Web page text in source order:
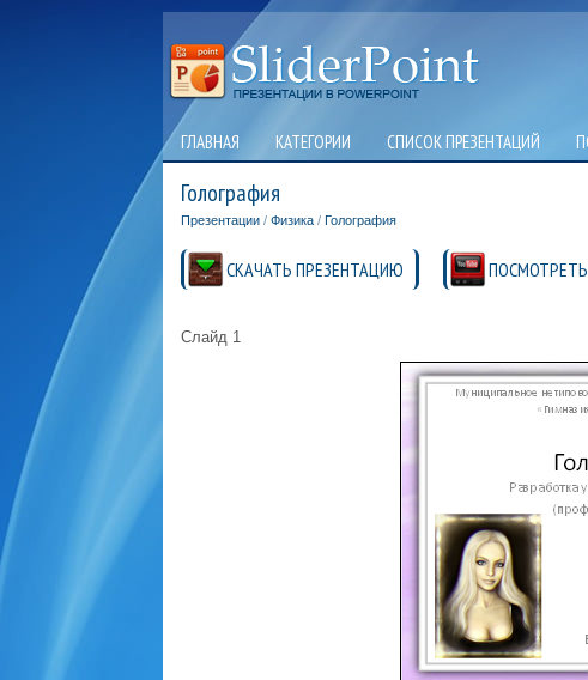
ГЛАВНАЯ КАТЕГОРИИ СПИСОК ПРЕЗЕНТАЦИЙ
Голография
Презентации/ Физика/ Голография
СКАЧАТЬ ПРЕЗЕНТАЦИЮ
Слайд 1